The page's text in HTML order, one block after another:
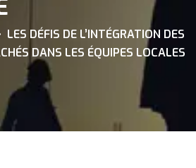
LES DÉFIS DE L’INTÉGRATION DES
DANS LES ÉQUIPES LOCALES